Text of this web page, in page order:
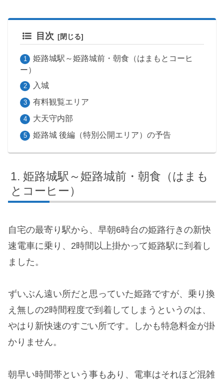
目次
姫路城駅～姫路城前・朝食（はまもとコーヒ
ー）
入城
有料観覧エリア
大天守内部
姫路城 後編（特別公開エリア）の予告
姫路城駅～姫路城前・朝食（はまも
とコーヒー）
自宅の最寄り駅から、早朝6時台の姫路行きの新快
速電車に乗り、2時間以上掛かって姫路駅に到着し
ました。
ずいぶん遠い所だと思っていた姫路ですが、乗り換
え無しの2時間程度で到着してしまうというのは、
やはり新快速のすごい所です。しかも特急料金が掛
かりません。
朝早い時間帯という事もあり、電車はそれほど混雑